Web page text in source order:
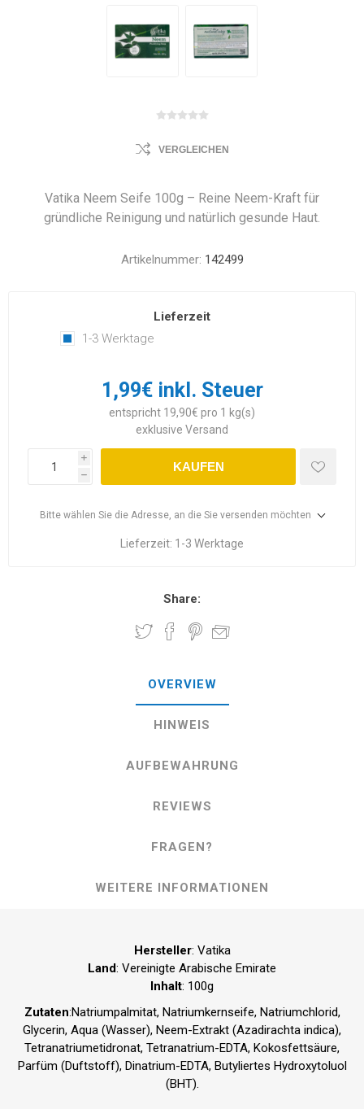
VERGLEICHEN
Vatika Neem Seife 100g – Reine Neem-Kraft für
gründliche Reinigung und natürlich gesunde Haut.
Artikelnummer: 142499
Lieferzeit
1-3 Werktage
1,99€ inkl. Steuer
entspricht 19,90€ pro 1 kg(s)
exklusive Versand
i
h
KAUFEN
Bitte wählen Sie die Adresse, an die Sie versenden möchten
Lieferzeit: 1-3 Werktage
Share:
OVERVIEW
HINWEIS
AUFBEWAHRUNG
REVIEWS
FRAGEN?
WEITERE INFORMATIONEN
Hersteller: Vatika
Land: Vereinigte Arabische Emirate
Inhalt: 100g
Zutaten:Natriumpalmitat, Natriumkernseife, Natriumchlorid,
Glycerin, Aqua (Wasser), Neem-Extrakt (Azadirachta indica),
Tetranatriumetidronat, Tetranatrium-EDTA, Kokosfettsäure,
Parfüm (Duftstoff), Dinatrium-EDTA, Butyliertes Hydroxy­toluol
(BHT).